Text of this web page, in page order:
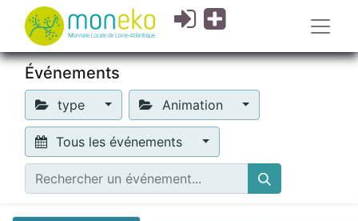
Événements
type Animation
Tous les événements